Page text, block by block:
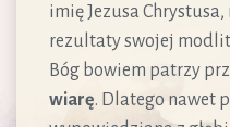
imię Jezusa
rezultaty swojej
Bóg bowiem patrzy
wiarę. Dlatego nawet